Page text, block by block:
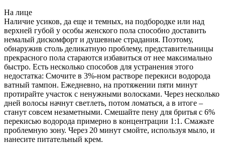
На лице
Наличие усиков, да еще и темных, на подбородке или над
верхней губой у особы женского пола способно доставить
немалый дискомфорт и душевные страдания. Поэтому,
обнаружив столь деликатную проблему, представительницы
прекрасного пола стараются избавиться от нее максимально
быстро. Есть несколько способов для устранения этого
недостатка: Смочите в 3%-ном растворе перекиси водорода
ватный тампон. Ежедневно, на протяжении пяти минут
протирайте участок с ненужными волосками. Через несколько
дней волосы начнут светлеть, потом ломаться, а в итоге –
станут совсем незаметными. Смешайте пену для бритья с 6%
перекисью водорода примерно в концентрации 1:1. Смажьте
проблемную зону. Через 20 минут смойте, используя мыло, и
нанесите питательный крем.